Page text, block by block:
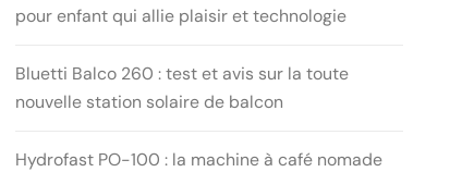
pour enfant qui allie plaisir et technologie
Bluetti Balco 260 : test et avis sur la toute
nouvelle station solaire de balcon
Hydrofast PO-100 : la machine à café nomade